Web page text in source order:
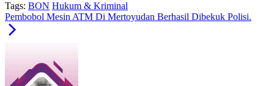
Tags: BON Hukum & Kriminal
Pembobol Mesin ATM Di Mertoyudan Berhasil Dibekuk Polisi.